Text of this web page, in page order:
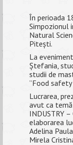
STUDENȚI
CERCETARE
PUBLICAȚII
ANUNȚURI
ALUMNI
EVALUARE
CONTACT
În perioada
Simpozionul
Natural
Pitești.
La
Ștefania,
studii de
”Food safety
Lucrarea,
avut ca temă
INDUSTRY –
elaborarea
Adelina
Mirela